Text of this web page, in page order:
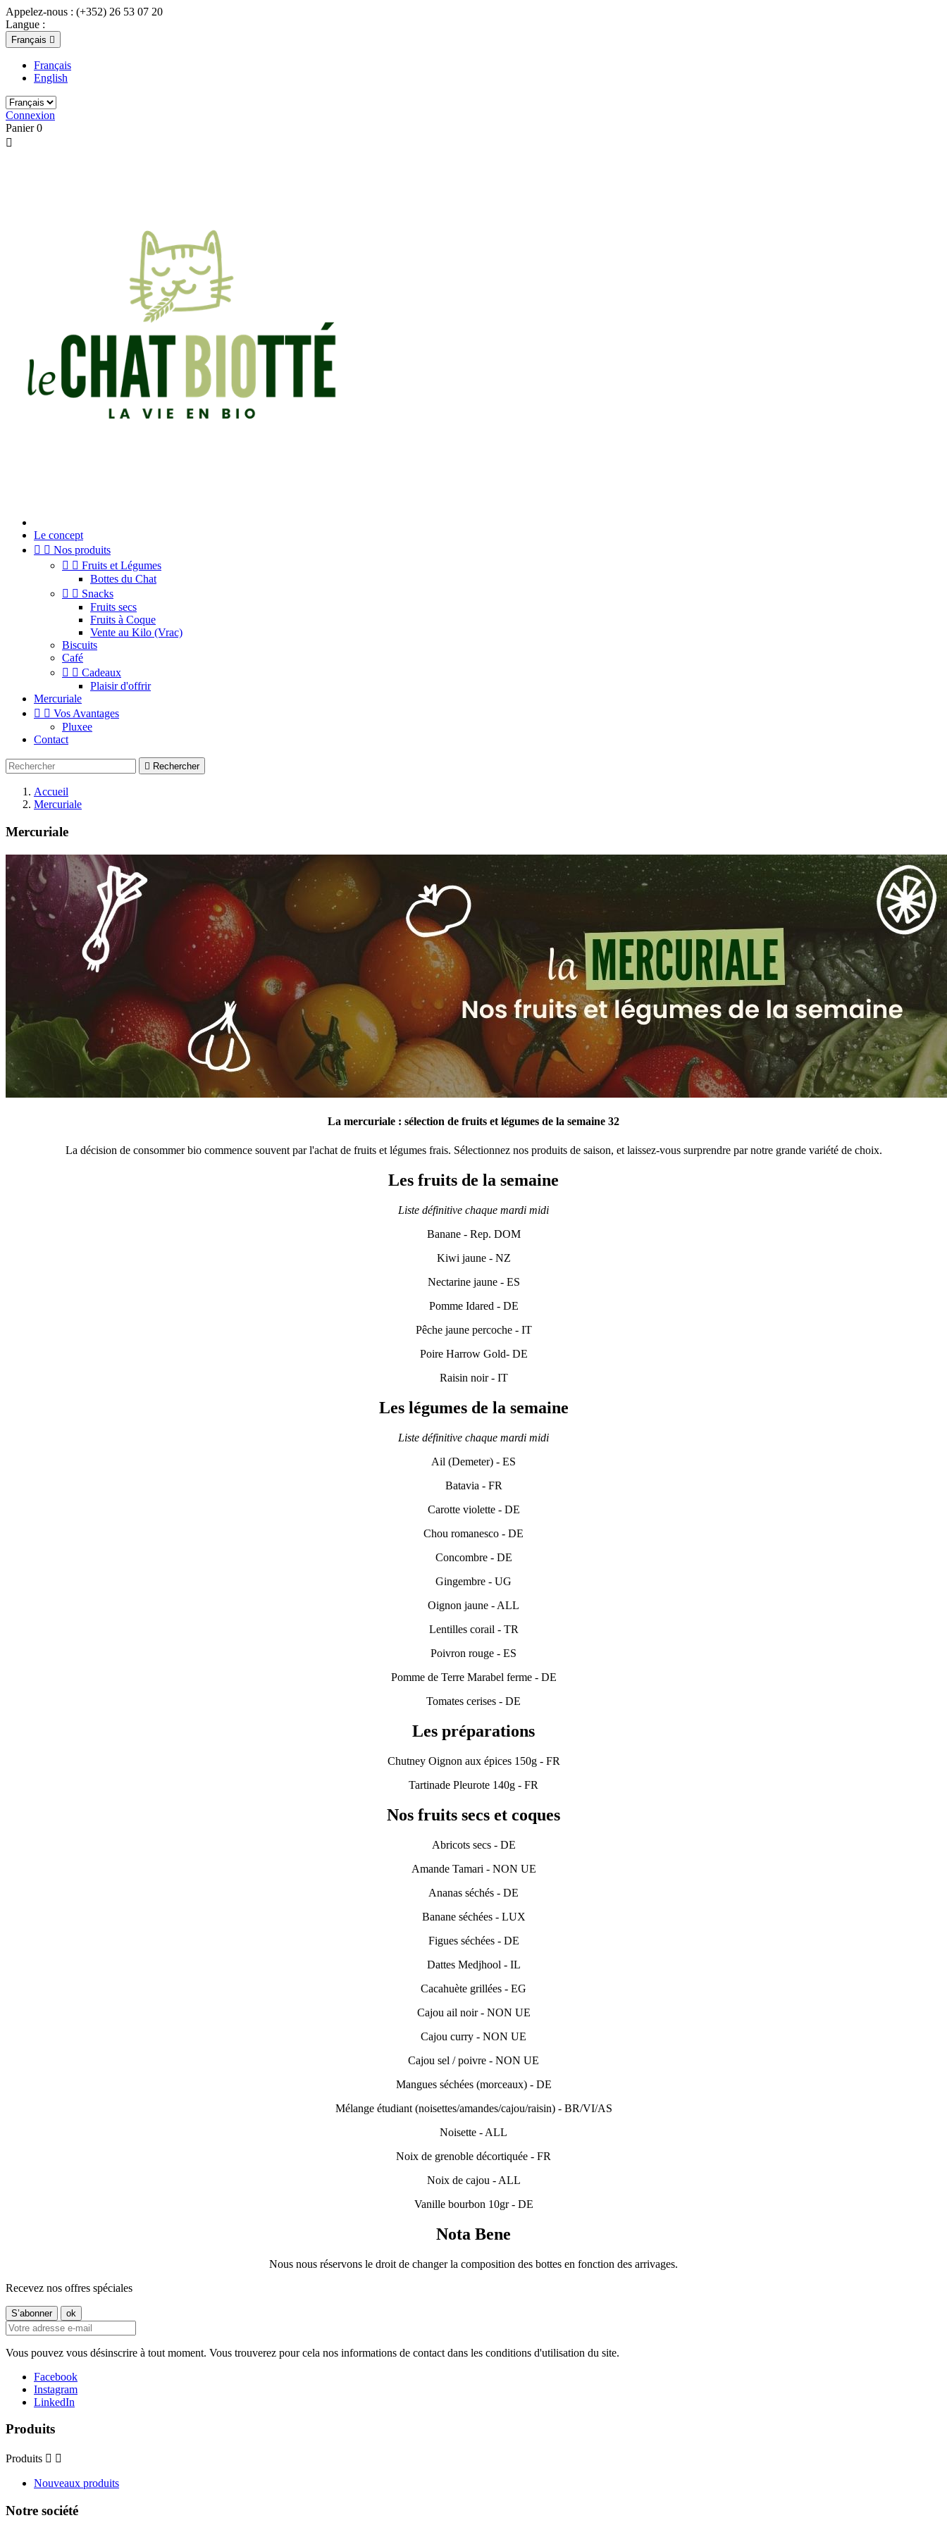
Appelez-nous : (+352) 26 53 07 20
Langue :
Français 
Français
English
Connexion
Panier 0

Le concept
  Nos produits
  Fruits et Légumes
Bottes du Chat
  Snacks
Fruits secs
Fruits à Coque
Vente au Kilo (Vrac)
Biscuits
Café
  Cadeaux
Plaisir d'offrir
Mercuriale
  Vos Avantages
Pluxee
Contact
 Rechercher
Accueil
Mercuriale
Mercuriale
La mercuriale : sélection de fruits et légumes de la semaine 32
La décision de consommer bio commence souvent par l'achat de fruits et légumes frais. Sélectionnez nos produits de saison, et laissez-vous surprendre par notre grande variété de choix.
Les fruits de la semaine
Liste définitive chaque mardi midi
Banane - Rep. DOM
Kiwi jaune - NZ
Nectarine jaune - ES
Pomme Idared - DE
Pêche jaune percoche - IT
Poire Harrow Gold- DE
Raisin noir - IT
Les légumes de la semaine
Liste définitive chaque mardi midi
Ail (Demeter) - ES
Batavia - FR
Carotte violette - DE
Chou romanesco - DE
Concombre - DE
Gingembre - UG
Oignon jaune - ALL
Lentilles corail - TR
Poivron rouge - ES
Pomme de Terre Marabel ferme - DE
Tomates cerises - DE
Les préparations
Chutney Oignon aux épices 150g - FR
Tartinade Pleurote 140g - FR
Nos fruits secs et coques
Abricots secs - DE
Amande Tamari - NON UE
Ananas séchés - DE
Banane séchées - LUX
Figues séchées - DE
Dattes Medjhool - IL
Cacahuète grillées - EG
Cajou ail noir - NON UE
Cajou curry - NON UE
Cajou sel / poivre - NON UE
Mangues séchées (morceaux) - DE
Mélange étudiant (noisettes/amandes/cajou/raisin) - BR/VI/AS
Noisette - ALL
Noix de grenoble décortiquée - FR
Noix de cajou - ALL
Vanille bourbon 10gr - DE
Nota Bene
Nous nous réservons le droit de changer la composition des bottes en fonction des arrivages.
Recevez nos offres spéciales
Vous pouvez vous désinscrire à tout moment. Vous trouverez pour cela nos informations de contact dans les conditions d'utilisation du site.
Facebook
Instagram
LinkedIn
Produits
Produits  
Nouveaux produits
Notre société